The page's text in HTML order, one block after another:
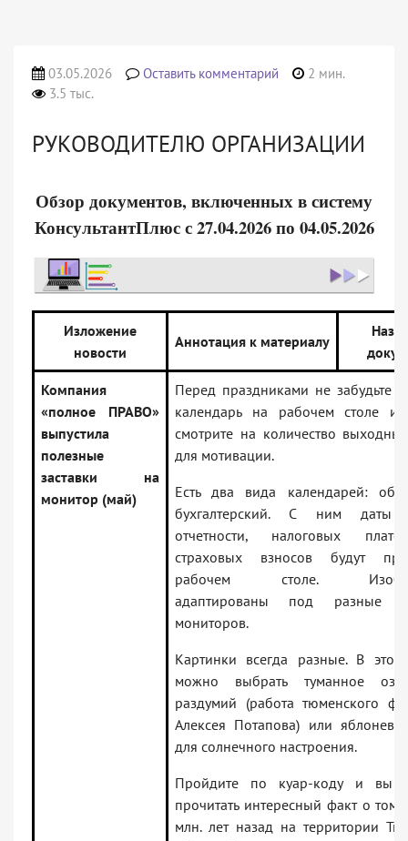
03.05.2026 Оставить комментарий
2 мин.
3.5 тыс.
РУКОВОДИТЕЛЮ ОРГАНИЗАЦИИ
Обзор документов, включенных в систему
КонсультантПлюс с 27.04.2026 по 04.05.2026
Изложение
новости
Аннотация к материалу
Компания
«полное ПРАВО»
выпустила
полезные
заставки на
монитор (май)
Перед праздниками не забудьте
календарь на рабочем столе и
смотрите на количество
для мотивации.
Есть два вида календарей:
бухгалтерский. С ним даты
отчетности, налоговых
страховых взносов будут
рабочем столе.
адаптированы под разные
мониторов.
Картинки всегда разные. В
можно выбрать туманное
раздумий (работа тюменского
Алексея Потапова) или
для солнечного настроения.
Пройдите по куар-коду и вы
прочитать интересный факт о
млн. лет назад на территории